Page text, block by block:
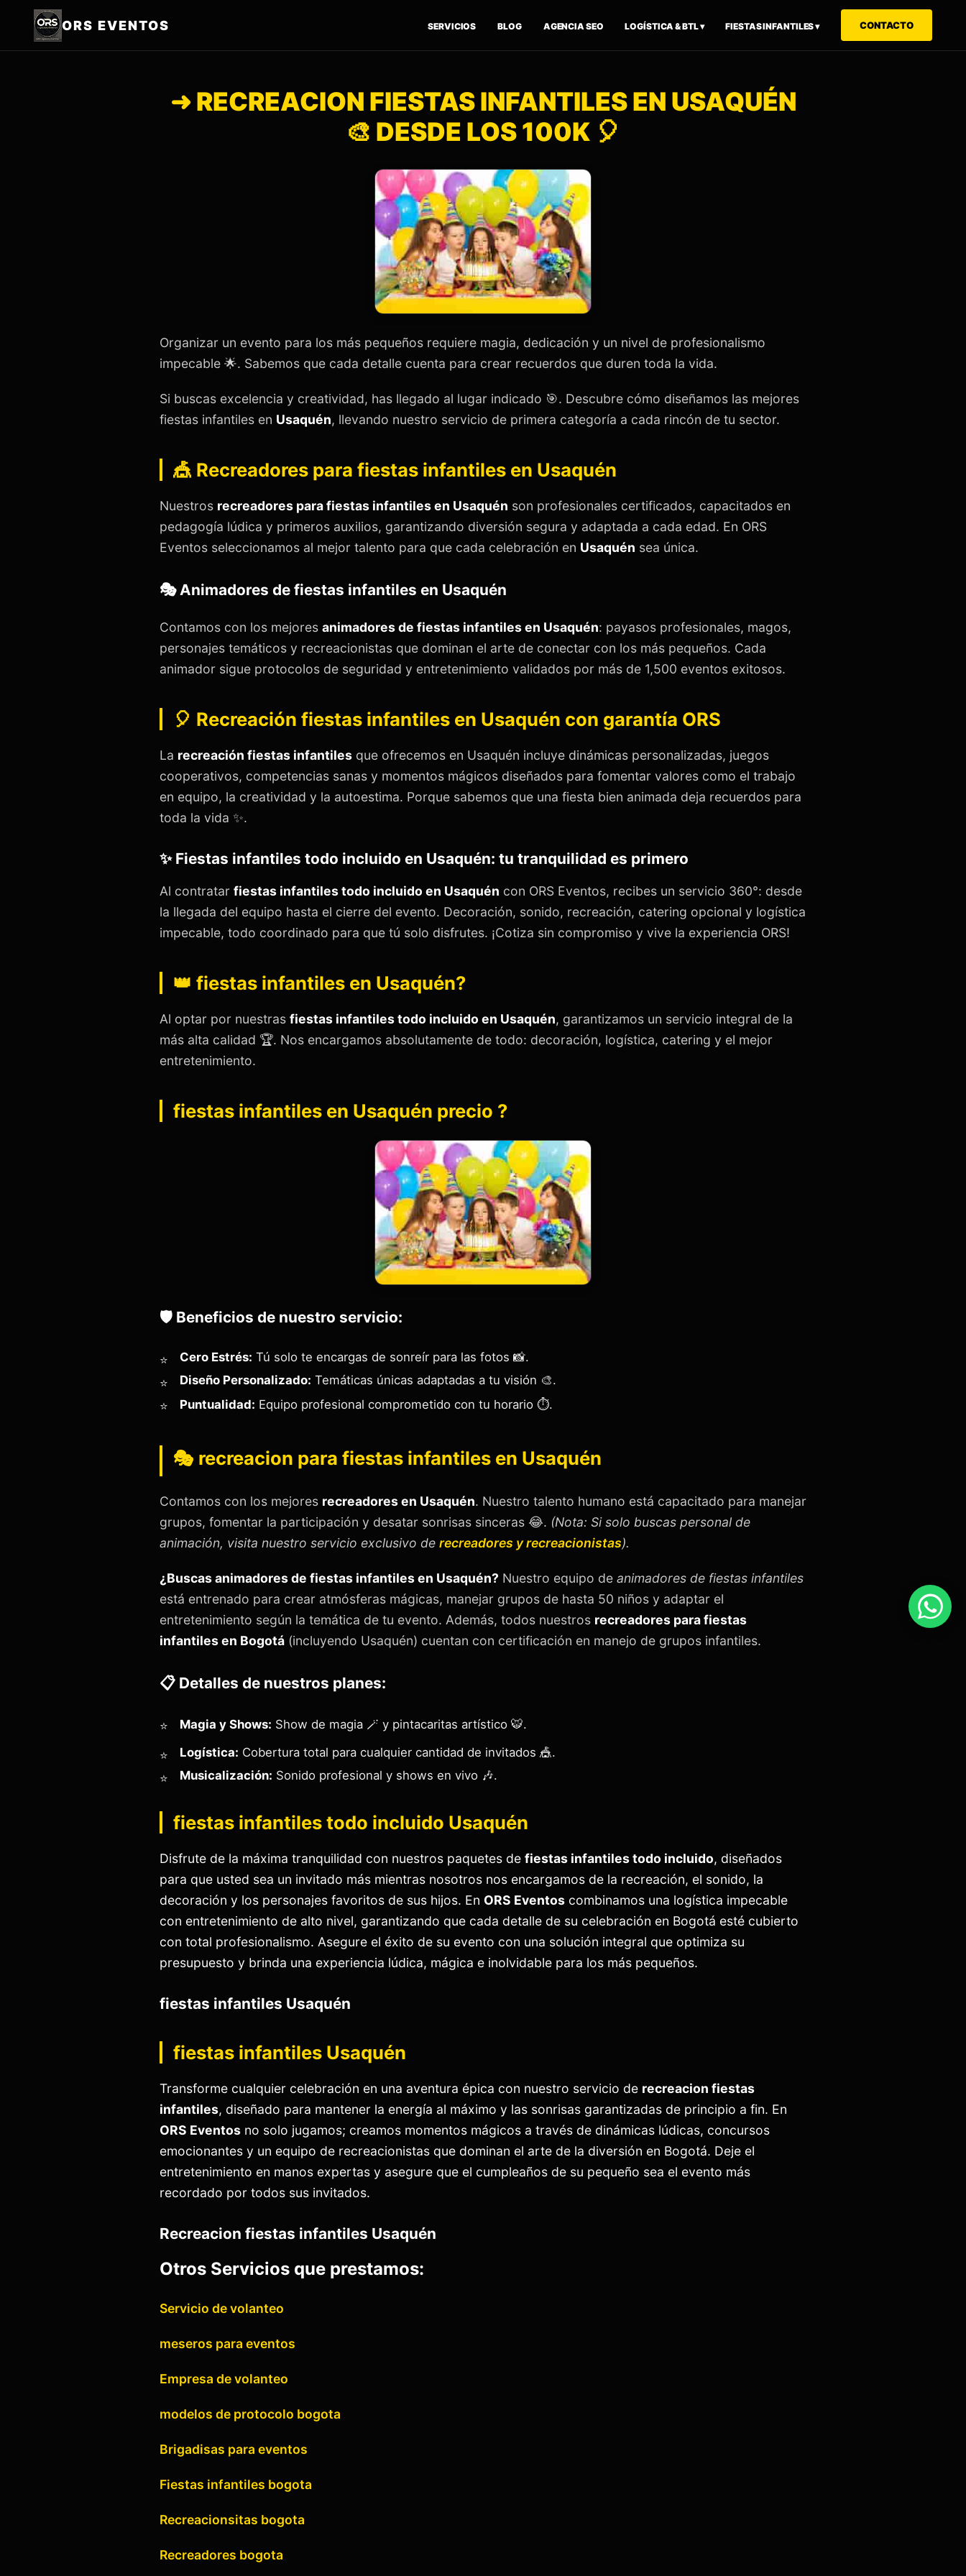
ORS EVENTOS SERVICIOS BLOG AGENCIA SEO LOGÍSTICA & BTL ▾ FIESTAS INFANTILES ▾ CONTACTO
➜ RECREACION FIESTAS INFANTILES EN USAQUÉN
🎨 DESDE LOS 100K 🎈
Organizar un evento para los más pequeños requiere magia, dedicación y un nivel de profesionalismo
impecable 🌟. Sabemos que cada detalle cuenta para crear recuerdos que duren toda la vida.
Si buscas excelencia y creatividad, has llegado al lugar indicado 🎯. Descubre cómo diseñamos las mejores
fiestas infantiles en Usaquén, llevando nuestro servicio de primera categoría a cada rincón de tu sector.
🎪 Recreadores para fiestas infantiles en Usaquén
Nuestros recreadores para fiestas infantiles en Usaquén son profesionales certificados, capacitados en
pedagogía lúdica y primeros auxilios, garantizando diversión segura y adaptada a cada edad. En ORS
Eventos seleccionamos al mejor talento para que cada celebración en Usaquén sea única.
🎭 Animadores de fiestas infantiles en Usaquén
Contamos con los mejores animadores de fiestas infantiles en Usaquén: payasos profesionales, magos,
personajes temáticos y recreacionistas que dominan el arte de conectar con los más pequeños. Cada
animador sigue protocolos de seguridad y entretenimiento validados por más de 1,500 eventos exitosos.
🎈 Recreación fiestas infantiles en Usaquén con garantía ORS
La recreación fiestas infantiles que ofrecemos en Usaquén incluye dinámicas personalizadas, juegos
cooperativos, competencias sanas y momentos mágicos diseñados para fomentar valores como el trabajo
en equipo, la creatividad y la autoestima. Porque sabemos que una fiesta bien animada deja recuerdos para
toda la vida ✨.
✨ Fiestas infantiles todo incluido en Usaquén: tu tranquilidad es primero
Al contratar fiestas infantiles todo incluido en Usaquén con ORS Eventos, recibes un servicio 360°: desde
la llegada del equipo hasta el cierre del evento. Decoración, sonido, recreación, catering opcional y logística
impecable, todo coordinado para que tú solo disfrutes. ¡Cotiza sin compromiso y vive la experiencia ORS!
👑 fiestas infantiles en Usaquén?
Al optar por nuestras fiestas infantiles todo incluido en Usaquén, garantizamos un servicio integral de la
más alta calidad 🏆. Nos encargamos absolutamente de todo: decoración, logística, catering y el mejor
entretenimiento.
fiestas infantiles en Usaquén precio ?
🛡️ Beneficios de nuestro servicio:
Cero Estrés: Tú solo te encargas de sonreír para las fotos 📸.
Diseño Personalizado: Temáticas únicas adaptadas a tu visión 🎨.
Puntualidad: Equipo profesional comprometido con tu horario ⏱️.
🎭 recreacion para fiestas infantiles en Usaquén
Contamos con los mejores recreadores en Usaquén. Nuestro talento humano está capacitado para manejar
grupos, fomentar la participación y desatar sonrisas sinceras 😂. (Nota: Si solo buscas personal de
animación, visita nuestro servicio exclusivo de recreadores y recreacionistas).
¿Buscas animadores de fiestas infantiles en Usaquén? Nuestro equipo de animadores de fiestas infantiles
está entrenado para crear atmósferas mágicas, manejar grupos de hasta 50 niños y adaptar el
entretenimiento según la temática de tu evento. Además, todos nuestros recreadores para fiestas
infantiles en Bogotá (incluyendo Usaquén) cuentan con certificación en manejo de grupos infantiles.
📋 Detalles de nuestros planes:
Magia y Shows: Show de magia 🪄 y pintacaritas artístico 🐯.
Logística: Cobertura total para cualquier cantidad de invitados 🎪.
Musicalización: Sonido profesional y shows en vivo 🎶.
fiestas infantiles todo incluido Usaquén
Disfrute de la máxima tranquilidad con nuestros paquetes de fiestas infantiles todo incluido, diseñados
para que usted sea un invitado más mientras nosotros nos encargamos de la recreación, el sonido, la
decoración y los personajes favoritos de sus hijos. En ORS Eventos combinamos una logística impecable
con entretenimiento de alto nivel, garantizando que cada detalle de su celebración en Bogotá esté cubierto
con total profesionalismo. Asegure el éxito de su evento con una solución integral que optimiza su
presupuesto y brinda una experiencia lúdica, mágica e inolvidable para los más pequeños.
fiestas infantiles Usaquén
fiestas infantiles Usaquén
Transforme cualquier celebración en una aventura épica con nuestro servicio de recreacion fiestas
infantiles, diseñado para mantener la energía al máximo y las sonrisas garantizadas de principio a fin. En
ORS Eventos no solo jugamos; creamos momentos mágicos a través de dinámicas lúdicas, concursos
emocionantes y un equipo de recreacionistas que dominan el arte de la diversión en Bogotá. Deje el
entretenimiento en manos expertas y asegure que el cumpleaños de su pequeño sea el evento más
recordado por todos sus invitados.
Recreacion fiestas infantiles Usaquén
Otros Servicios que prestamos:
Servicio de volanteo
meseros para eventos
Empresa de volanteo
modelos de protocolo bogota
Brigadisas para eventos
Fiestas infantiles bogota
Recreacionsitas bogota
Recreadores bogota